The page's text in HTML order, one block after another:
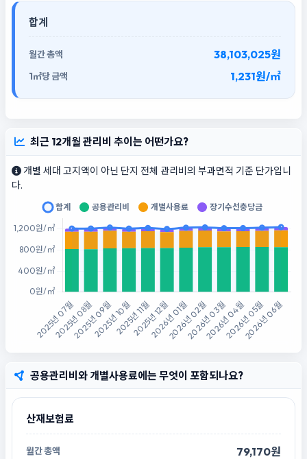
합계
38,103,025원
1,231원/㎡
최근 12개월 관리비 추이는 어떤가요?
개별 세대 고지액이 아닌 단지 전체 관리비의 부과면적 기준 단가입니
다.
공용관리비와 개별사용료에는 무엇이 포함되나요?
산재보험료
79,170원